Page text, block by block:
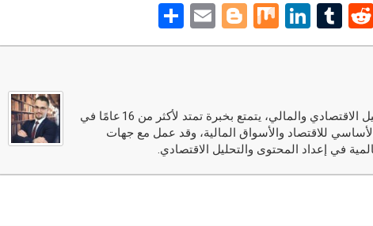
Pi
R
e
t
T
u
r
Li
n
n
M
ix
Bl
o
er
E
m
h
مجدي النوري محلل أسواق مالية ومختص في التحليل الاقتصادي والمالي، يتمتع بخبرة تمتد لأكثر من 16 عامًا في
للاقتصاد والأسواق المالية، وقد عمل مع جهات
في إعداد المحتوى والتحليل الاقتصادي.